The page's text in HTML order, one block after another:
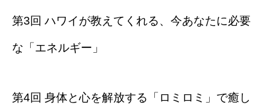
第3回 ハワイが教えてくれる、今あなたに必要
な「エネルギー」
第4回 身体と心を解放する「ロミロミ」で癒し